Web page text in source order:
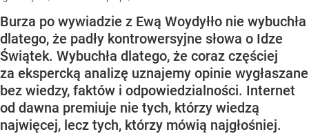
Burza po wywiadzie z Ewą Woydyłło nie wybuchła
dlatego, że padły kontrowersyjne słowa o Idze
Świątek. Wybuchła dlatego, że coraz częściej
za ekspercką analizę uznajemy opinie wygłaszane
bez wiedzy, faktów i odpowiedzialności. Internet
od dawna premiuje nie tych, którzy wiedzą
najwięcej, lecz tych, którzy mówią najgłośniej.